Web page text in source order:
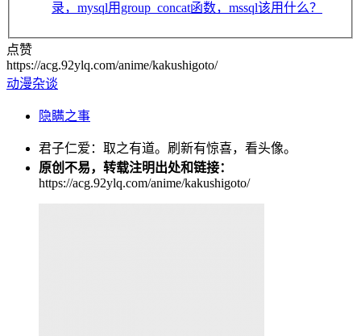
录，mysql用group_concat函数，mssql该用什么？
点赞
https://acg.92ylq.com/anime/kakushigoto/
动漫杂谈
隐瞒之事
君子仁爱：取之有道。刷新有惊喜，看头像。
原创不易，转载注明出处和链接：
https://acg.92ylq.com/anime/kakushigoto/